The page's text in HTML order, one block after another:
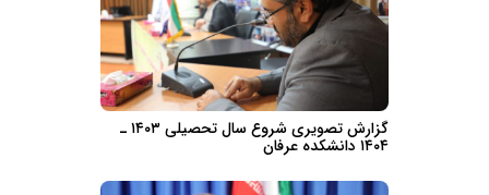
گزارش تصویری شروع سال تحصیلی ۱۴۰۳ ـ
۱۴۰۴ دانشکده عرفان